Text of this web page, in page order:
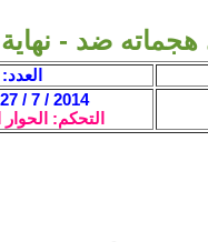
ضد -
العدد:
2014 / 7 / 27 - 17:20
التحكم: